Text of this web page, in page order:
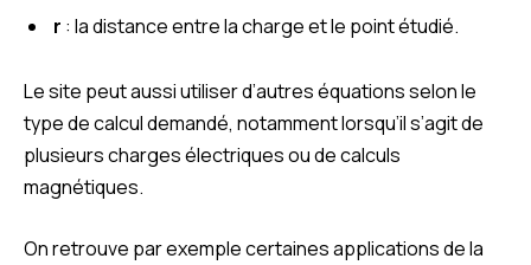
r : la distance entre la charge et le point étudié.
Le site peut aussi utiliser d’autres équations selon le
type de calcul demandé, notamment lorsqu’il s’agit de
plusieurs charges électriques ou de calculs
magnétiques.
On retrouve par exemple certaines applications de la